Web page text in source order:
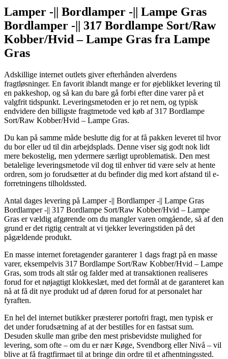
Lamper -|| Bordlamper -|| Lampe Gras
Bordlamper -|| 317 Bordlampe Sort/Raw
Kobber/Hvid – Lampe Gras fra Lampe
Gras
Adskillige internet outlets giver efterhånden alverdens
fragtløsninger. En favorit iblandt mange er for øjeblikket levering til
en pakkeshop, og så kan du bare gå forbi efter dine varer på et
valgfrit tidspunkt. Leveringsmetoden er jo ret nem, og typisk
endvidere den billigste fragtmetode ved køb af 317 Bordlampe
Sort/Raw Kobber/Hvid – Lampe Gras.
Du kan på samme måde beslutte dig for at få pakken leveret til hvor
du bor eller ud til din arbejdsplads. Denne viser sig godt nok lidt
mere bekostelig, men ydermere særligt uproblematisk. Den mest
betalelige leveringsmetode vil dog til enhver tid være selv at hente
ordren, som jo forudsætter at du befinder dig med kort afstand til e-
forretningens tilholdssted.
Antal dages levering på Lamper -|| Bordlamper -|| Lampe Gras
Bordlamper -|| 317 Bordlampe Sort/Raw Kobber/Hvid – Lampe
Gras er vældig afgørende om du mangler varen omgående, så af den
grund er det rigtig centralt at vi tjekker leveringstiden på det
pågældende produkt.
En masse internet foretagender garanterer 1 dags fragt på en masse
varer, eksempelvis 317 Bordlampe Sort/Raw Kobber/Hvid – Lampe
Gras, som trods alt står og falder med at transaktionen realiseres
forud for et nøjagtigt klokkeslæt, med det formål at de garanteret kan
nå at få dit nye produkt ud af døren forud for at personalet har
fyraften.
En hel del internet butikker præsterer portofri fragt, men typisk er
det under forudsætning af at der bestilles for en fastsat sum.
Desuden skulle man gribe den mest prisbevidste mulighed for
levering, som ofte – om du er nær Køge, Svendborg eller Nivå – vil
blive at få fragtfirmaet til at bringe din ordre til et afhentningssted.